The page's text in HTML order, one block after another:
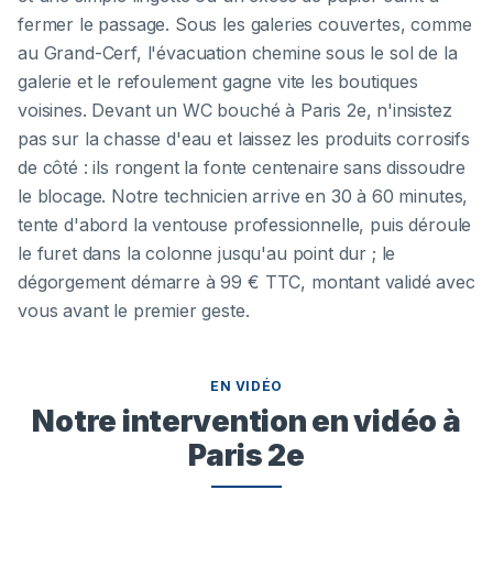
fermer le passage. Sous les galeries couvertes, comme
au Grand-Cerf, l'évacuation chemine sous le sol de la
galerie et le refoulement gagne vite les boutiques
voisines. Devant un WC bouché à Paris 2e, n'insistez
pas sur la chasse d'eau et laissez les produits corrosifs
de côté : ils rongent la fonte centenaire sans dissoudre
le blocage. Notre technicien arrive en 30 à 60 minutes,
tente d'abord la ventouse professionnelle, puis déroule
le furet dans la colonne jusqu'au point dur ; le
dégorgement démarre à 99 € TTC, montant validé avec
vous avant le premier geste.
EN VIDÉO
Notre intervention en vidéo à
Paris 2e